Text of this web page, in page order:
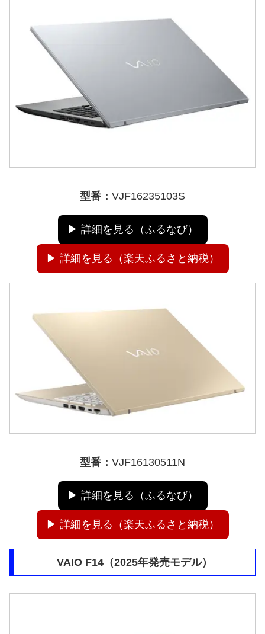
型番： VJF16235103S
▶ 詳細を見る（ふるなび）
▶ 詳細を見る（楽天ふるさと納税）
型番： VJF16130511N
▶ 詳細を見る（ふるなび）
▶ 詳細を見る（楽天ふるさと納税）
VAIO F14（2025年発売モデル）